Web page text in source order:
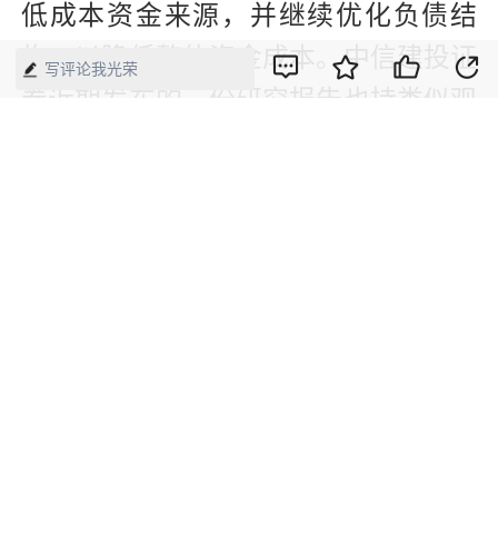
低成本资金来源，并继续优化负债结
构，以降低整体资金成本。中信建投证
券近期发布的一份研究报告也持类似观
写评论我光荣